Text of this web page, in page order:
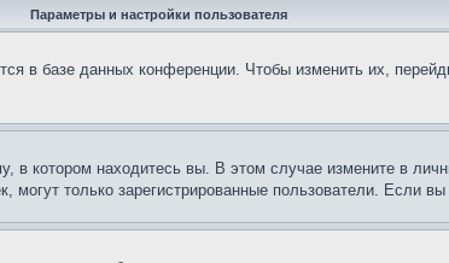
Параметры и настройки пользователя
в базе данных конференции. Чтобы изменить их,
котором находитесь вы. В этом случае измените в
только зарегистрированные пользователи. Если